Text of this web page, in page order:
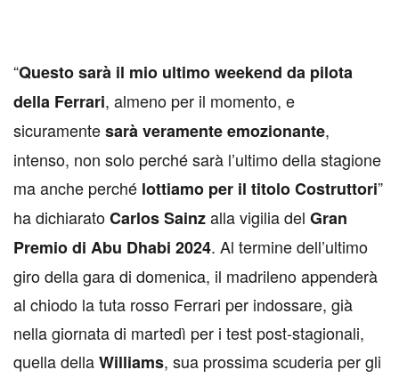
“Questo sarà il mio ultimo weekend da pilota
della Ferrari, almeno per il momento, e
sicuramentesarà veramente emozionante,
intenso, non solo perché sarà l’ultimo della stagione
ma anche perché lottiamo per il titolo Costruttori”
ha dichiaratoCarlos Sainzalla vigilia del Gran
Premio di Abu Dhabi 2024. Al termine dell’ultimo
giro della gara di domenica, il madrileno appenderà
al chiodo la tuta rosso Ferrari per indossare, già
nella giornata di martedì per i test post-stagionali,
quella dellaWilliams, sua prossima scuderia per gli